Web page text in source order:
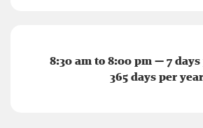
8:30 am to 8:00 pm — 7
365 days per year